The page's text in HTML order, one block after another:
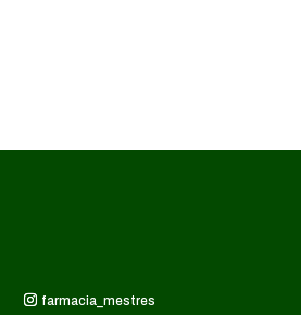
farmacia_mestres